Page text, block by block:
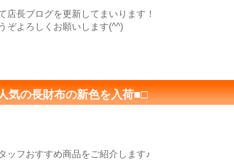
店長ブログを更新してまいります！
ぞよろしくお願いします(^^)
気の長財布の新色を入荷■□
ッフおすすめ商品をご紹介します♪